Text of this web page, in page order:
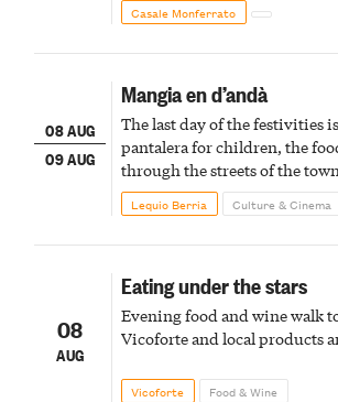
Casale Monferrato
08 AUG
09 AUG
Mangia en d’andà
The last day of the festivities
pantalera for children, the
through the streets of the
fireworks finale
Lequio Berria Culture & Cinema
08
AUG
Eating under the stars
Evening food and wine walk
Vicoforte and local products
Vicoforte Food & Wine